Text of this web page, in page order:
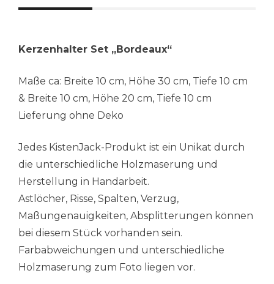
Kerzenhalter Set „Bordeaux“
Maße ca: Breite 10 cm, Höhe 30 cm, Tiefe 10 cm
& Breite 10 cm, Höhe 20 cm, Tiefe 10 cm
Lieferung ohne Deko
Jedes KistenJack-Produkt ist ein Unikat durch
die unterschiedliche Holzmaserung und
Herstellung in Handarbeit.
Astlöcher, Risse, Spalten, Verzug,
Maßungenauigkeiten, Absplitterungen können
bei diesem Stück vorhanden sein.
Farbabweichungen und unterschiedliche
Holzmaserung zum Foto liegen vor.